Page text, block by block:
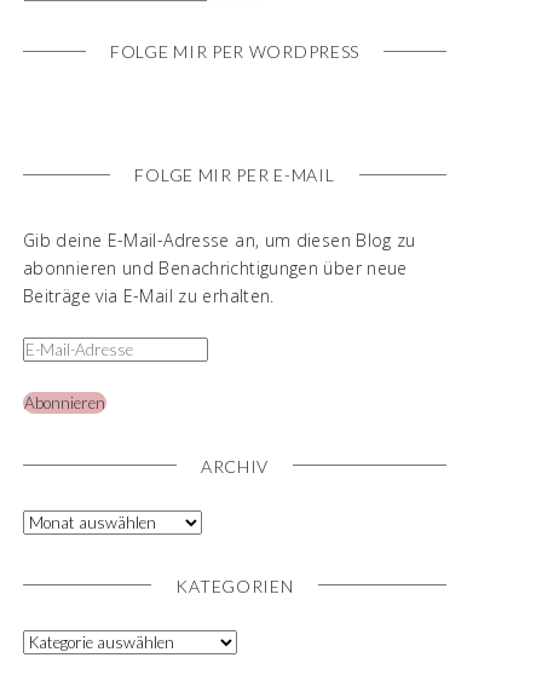
FOLGE MIR PER WORDPRESS
FOLGE MIR PER E-MAIL
Gib deine E-Mail-Adresse an, um diesen Blog zu
abonnieren und Benachrichtigungen über neue
Beiträge via E-Mail zu erhalten.
Abonnieren
ARCHIV
KATEGORIEN